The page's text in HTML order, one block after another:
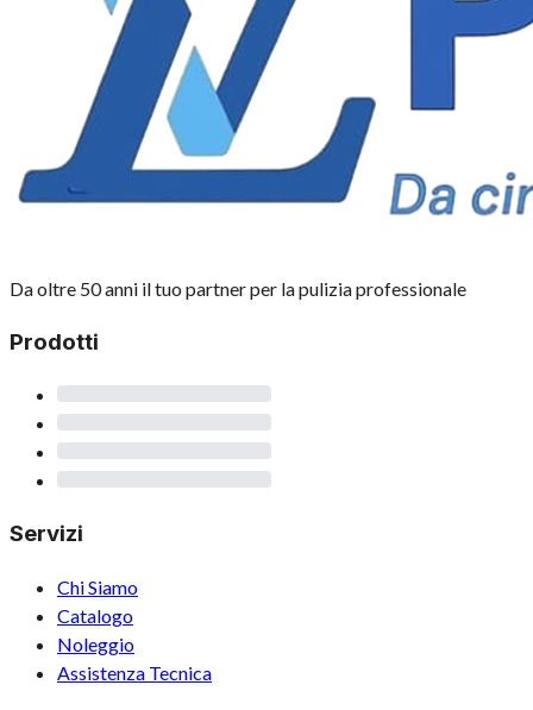
Da oltre 50 anni il tuo partner per la pulizia professionale
Prodotti
Servizi
Chi Siamo
Catalogo
Noleggio
Assistenza Tecnica